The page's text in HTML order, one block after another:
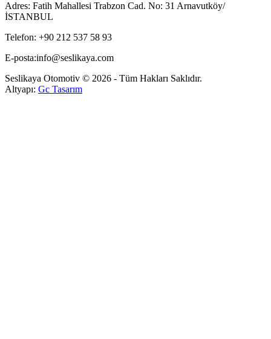
Adres: Fatih Mahallesi Trabzon Cad. No: 31 Arnavutköy/
İSTANBUL
Telefon: +90 212 537 58 93
E-posta:info@seslikaya.com
Seslikaya Otomotiv © 2026 - Tüm Hakları Saklıdır.
Altyapı: Gc Tasarım